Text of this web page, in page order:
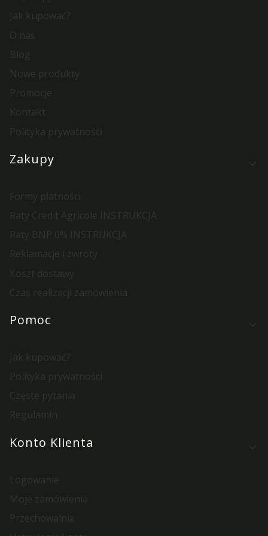
Jak kupować?
O nas
Blog
Nowe produkty
Promocje
Kontakt
Polityka prywatności
Zakupy
Formy płatności
Raty Credit Agricole INSTRUKCJA
Raty BNP 0% INSTRUKCJA
Reklamacje i zwroty
Koszt dostawy
Czas realizacji zamówienia
Pomoc
Jak kupować?
Polityka prywatności
Częste pytania
Regulamin
Konto Klienta
Logowanie
Moje zamówienia
Przechowalnia